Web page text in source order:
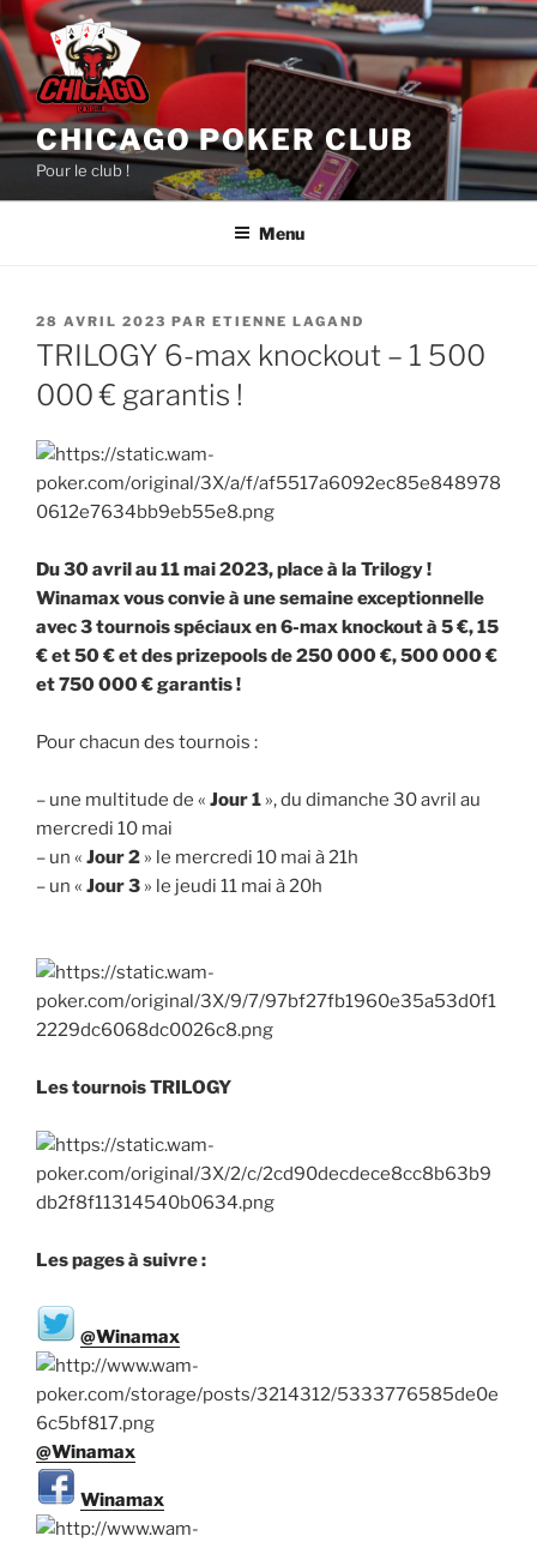
Aller
au
contenu
principal
CHICAGO POKER CLUB
Pour le club !
Menu
PUBLIÉ
LE
28 AVRIL 2023 PAR ETIENNE LAGAND
TRILOGY 6-max knockout – 1 500
000 € garantis !
Du 30 avril au 11 mai 2023, place à la Trilogy !
Winamax vous convie à une semaine exceptionnelle
avec 3 tournois spéciaux en 6-max knockout à 5 €, 15
€ et 50 € et des prizepools de 250 000 €, 500 000 €
et 750 000 € garantis !
Pour chacun des tournois :
– une multitude de « Jour 1 », du dimanche 30 avril au
mercredi 10 mai
– un « Jour 2 » le mercredi 10 mai à 21h
– un « Jour 3 » le jeudi 11 mai à 20h
Les tournois TRILOGY
Les pages à suivre :
@Winamax
@Winamax
Winamax